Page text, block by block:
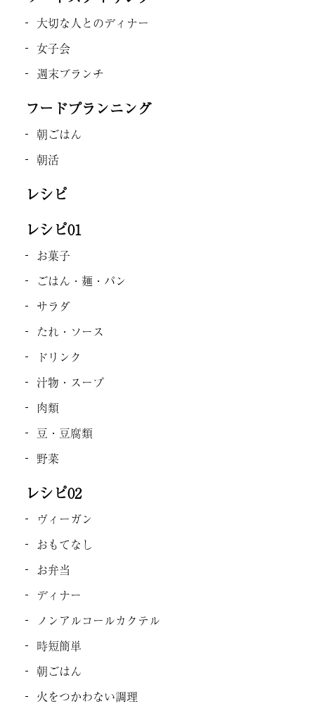
大切な人とのディナー
女子会
週末ブランチ
フードプランニング
朝ごはん
朝活
レシピ
レシピ01
お菓子
ごはん・麺・パン
サラダ
たれ・ソース
ドリンク
汁物・スープ
肉類
豆・豆腐類
野菜
レシピ02
ヴィーガン
おもてなし
お弁当
ディナー
ノンアルコールカクテル
時短簡単
朝ごはん
火をつかわない調理